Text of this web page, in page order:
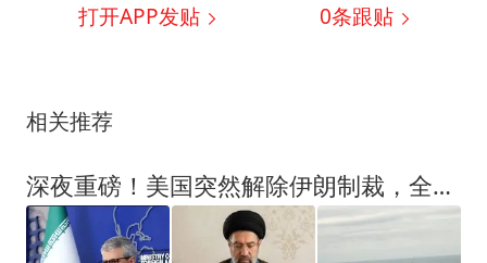
打开APP发贴 0条跟贴
相关推荐
深夜重磅！美国突然解除伊朗制裁，全球市场瞬间“炸了”